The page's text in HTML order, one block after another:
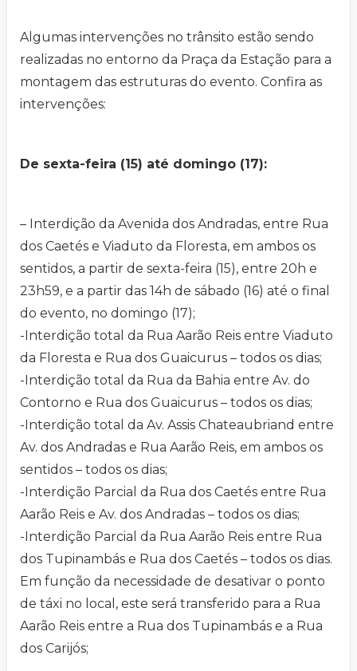
Algumas intervenções no trânsito estão sendo
realizadas no entorno da Praça da Estação para a
montagem das estruturas do evento. Confira as
intervenções:
De sexta-feira (15) até domingo (17):
– Interdição da Avenida dos Andradas, entre Rua
dos Caetés e Viaduto da Floresta, em ambos os
sentidos, a partir de sexta-feira (15), entre 20h e
23h59, e a partir das 14h de sábado (16) até o final
do evento, no domingo (17);
-Interdição total da Rua Aarão Reis entre Viaduto
da Floresta e Rua dos Guaicurus – todos os dias;
-Interdição total da Rua da Bahia entre Av. do
Contorno e Rua dos Guaicurus – todos os dias;
-Interdição total da Av. Assis Chateaubriand entre
Av. dos Andradas e Rua Aarão Reis, em ambos os
sentidos – todos os dias;
-Interdição Parcial da Rua dos Caetés entre Rua
Aarão Reis e Av. dos Andradas – todos os dias;
-Interdição Parcial da Rua Aarão Reis entre Rua
dos Tupinambás e Rua dos Caetés – todos os dias.
Em função da necessidade de desativar o ponto
de táxi no local, este será transferido para a Rua
Aarão Reis entre a Rua dos Tupinambás e a Rua
dos Carijós;